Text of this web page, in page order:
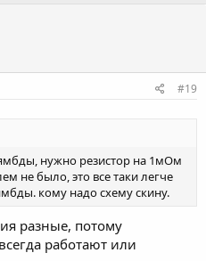
#19
нужно резистор на 1мОм
не было, это все таки легче
кому надо схему скину.
разные, потому
работают или